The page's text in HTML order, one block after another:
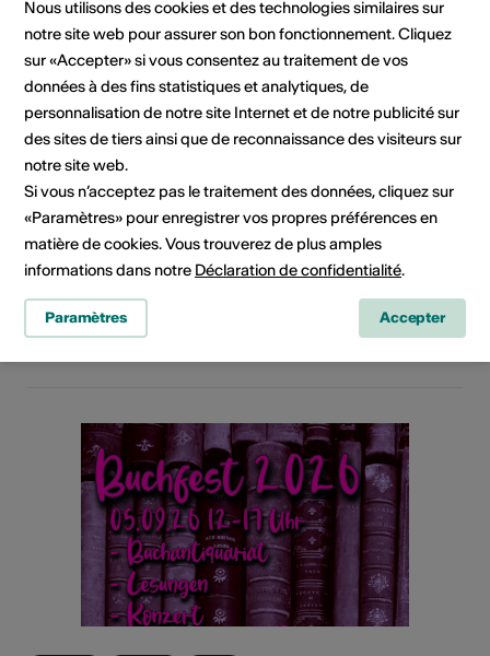
Concert
Sa 05.09.2026
Hannig Hype | Day Dance
En savoir plus
Nous utilisons des cookies et des technologies similaires sur
notre site web pour assurer son bon fonctionnement. Cliquez
sur «Accepter» si vous consentez au traitement de vos
données à des fins statistiques et analytiques, de
personnalisation de notre site Internet et de notre publicité sur
des sites de tiers ainsi que de reconnaissance des visiteurs sur
notre site web.
Si vous n’acceptez pas le traitement des données, cliquez sur
«Paramètres» pour enregistrer vos propres préférences en
matière de cookies. Vous trouverez de plus amples
informations dans notre Déclaration de confidentialité.
Paramètres Accepter